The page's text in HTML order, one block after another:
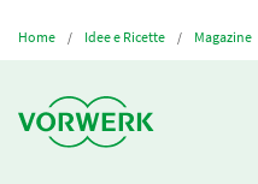
Home Idee e Ricette Magazine